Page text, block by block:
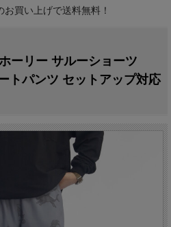
お買い上げで送料無料！
ーリー サルーショーツ
トパンツ セットアップ対応